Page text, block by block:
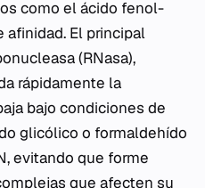
como el ácido fenol-
El principal
(RNasa),
rápidamente la
bajo condiciones de
glicólico o formaldehído
evitando que forme
que afecten su